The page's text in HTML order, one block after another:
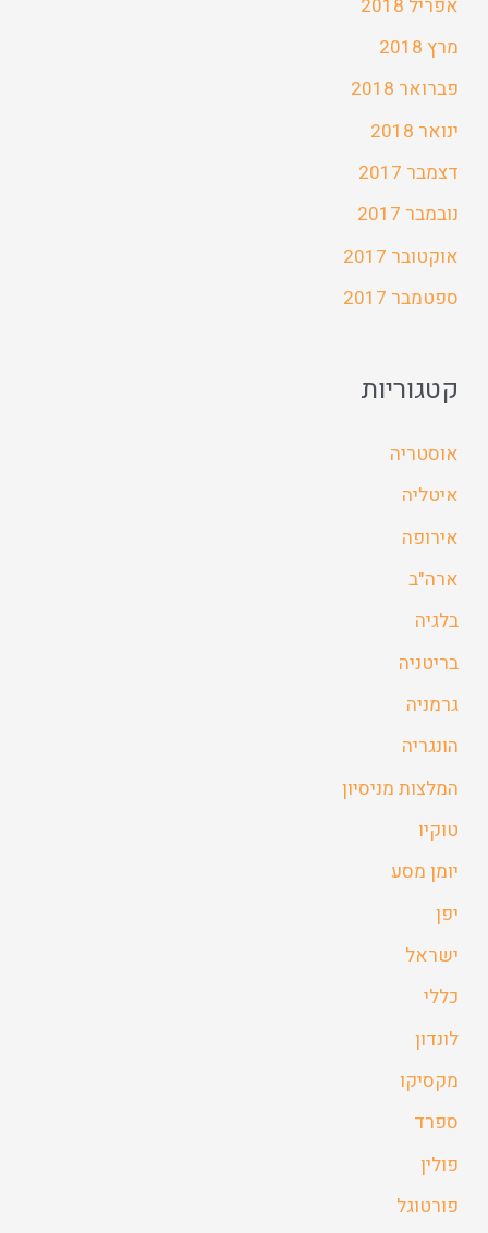
אפריל 2018
מרץ 2018
פברואר 2018
ינואר 2018
דצמבר 2017
נובמבר 2017
אוקטובר 2017
ספטמבר 2017
קטגוריות
אוסטריה
איטליה
אירופה
ארה"ב
בלגיה
בריטניה
גרמניה
הונגריה
המלצות מניסיון
טוקיו
יומן מסע
יפן
ישראל
כללי
לונדון
מקסיקו
ספרד
פולין
פורטוגל